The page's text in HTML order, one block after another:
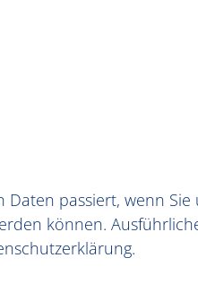
passiert, wenn Sie
können.